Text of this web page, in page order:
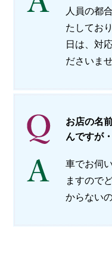
メールでお
姫路本店へ
人員の都
たしてお
日は、対
ださいませ
お店の名
んですが
車でお伺
ますので
からない